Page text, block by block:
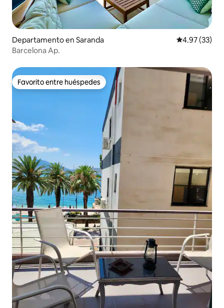
Departamento en Saranda Calificación
4.97 (33)
Barcelona Ap.
Favorito entre huéspedes
Favorito entre huéspedes